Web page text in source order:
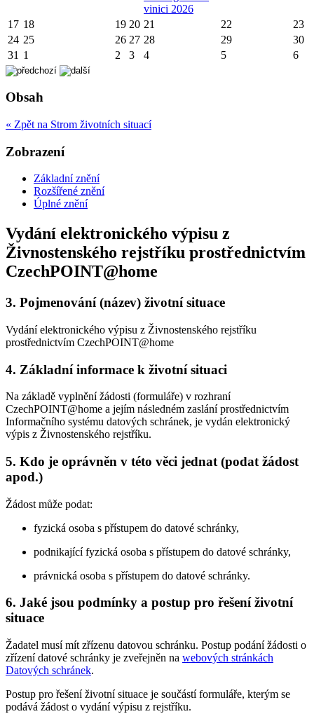
vinici 2026
17 18 19 20 21 22
23
24 25 26 27 28 29
30
31 1 2 3 4 5 6
Obsah
« Zpět na Strom životních situací
Zobrazení
Základní znění
Rozšířené znění
Úplné znění
Vydání elektronického výpisu z
Živnostenského rejstříku prostřednictvím
CzechPOINT@home
3. Pojmenování (název) životní situace
Vydání elektronického výpisu z Živnostenského rejstříku
prostřednictvím CzechPOINT@home
4. Základní informace k životní situaci
Na základě vyplnění žádosti (formuláře) v rozhraní
CzechPOINT@home a jejím následném zaslání prostřednictvím
Informačního systému datových schránek, je vydán elektronický
výpis z Živnostenského rejstříku.
5. Kdo je oprávněn v této věci jednat (podat žádost
apod.)
Žádost může podat:
fyzická osoba s přístupem do datové schránky,
podnikající fyzická osoba s přístupem do datové schránky,
právnická osoba s přístupem do datové schránky.
6. Jaké jsou podmínky a postup pro řešení životní
situace
Žadatel musí mít zřízenu datovou schránku. Postup podání žádosti o
zřízení datové schránky je zveřejněn na webových stránkách
Datových schránek.
Postup pro řešení životní situace je součástí formuláře, kterým se
podává žádost o vydání výpisu z rejstříku.